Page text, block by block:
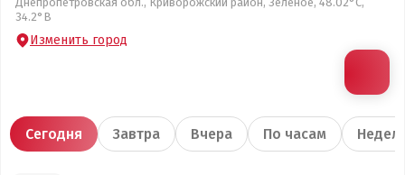
34.2°В
Изменить город
Сегодня Завтра Вчера По часам